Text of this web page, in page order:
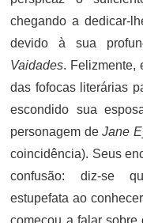
chegandoa dedicar-
devido à sua
Vaidades. Felizmente,
das fofocas literárias
escondido sua
personagem deJane
coincidência). Seus
confusão: diz-se
estupefata ao
começou a falar sobre